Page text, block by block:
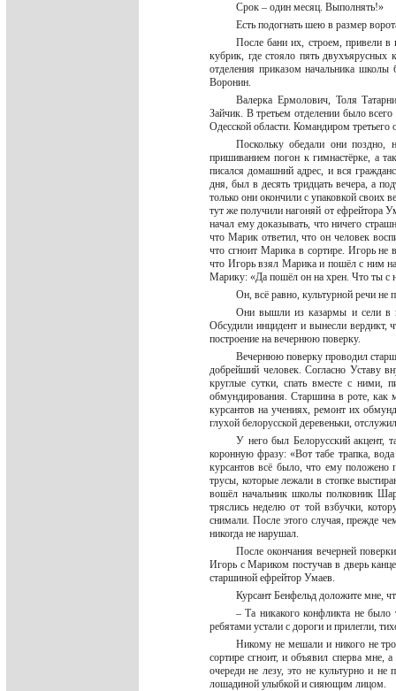
Срок – один месяц. Выполнять!»
Есть подогнать шею в размер
После бани их, строем, привели в
кубрик, где стояло пять
отделения приказом начальника
Воронин.
Валерка Ермолович, Толя
Зайчик. В третьем отделении было
Одесской области. Командиром
Поскольку обедали они поздно,
пришиванием погон к гимнастёрке, а
писался домашний адрес, и вся
дня, был в десять тридцать вечера, а
только они окончили с упаковкой своих
тут же получили нагоняй от ефрейтора
начал ему доказывать, что ничего
что Марик ответил, что он человек
что сгноит Марика в сортире. Игорь
что Игорь взял Марика и пошёл с ним
Марику: «Да пошёл он на хрен. Что ты с
Он, всё равно, культурной речи
Они вышли из казармы и сели в
Обсудили инцидент и вынесли вердикт,
построение на вечернюю поверку.
Вечернюю поверку проводил
добрейший человек. Согласно Уставу
круглые сутки, спать вместе с ними,
обмундирования. Старшина в роте, как
курсантов на учениях, ремонт их
глухой белорусской деревеньки,
У него был Белорусский акцент,
коронную фразу: «Вот табе трапка,
курсантов всё было, что ему положено
трусы, которые лежали в стопке
вошёл начальник школы полковник
тряслись неделю от той взбучки,
снимали. После этого случая, прежде
никогда не нарушал.
После окончания вечерней
Игорь с Мариком постучав в дверь
старшиной ефрейтор Умаев.
Курсант Бенфельд доложите мне,
– Та никакого конфликта не
ребятами устали с дороги и прилегли,
Никому не мешали и никого не
сортире сгноит, и объявил сперва мне,
очереди не лезу, это не культурно и
лошадиной улыбкой и сияющим лицом.